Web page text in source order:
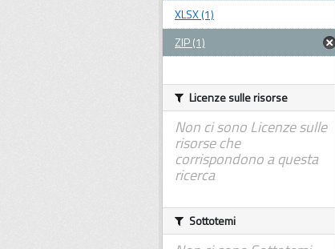
XLSX (1)
ZIP (1)
Licenze sulle risorse
Non ci sono Licenze sulle
risorse che
corrispondono a questa
ricerca
Sottotemi